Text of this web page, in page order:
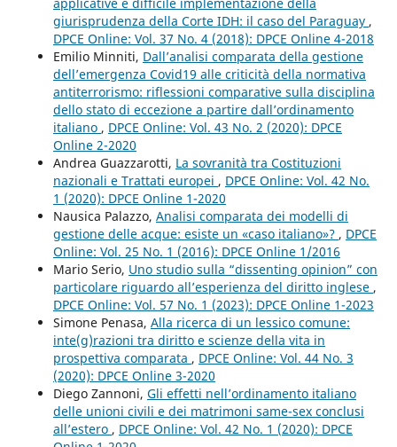
giurisprudenza della Corte IDH: il caso del Paraguay ,
DPCE Online: Vol. 37 No. 4 (2018): DPCE Online 4-2018
Emilio Minniti, Dall’analisi comparata della gestione
dell’emergenza Covid19 alle criticità della normativa
antiterrorismo: riflessioni comparative sulla disciplina
dello stato di eccezione a partire dall’ordinamento
italiano , DPCE Online: Vol. 43 No. 2 (2020): DPCE
Online 2-2020
Andrea Guazzarotti, La sovranità tra Costituzioni
nazionali e Trattati europei , DPCE Online: Vol. 42 No.
1 (2020): DPCE Online 1-2020
Nausica Palazzo, Analisi comparata dei modelli di
gestione delle acque: esiste un «caso italiano»? , DPCE
Online: Vol. 25 No. 1 (2016): DPCE Online 1/2016
Mario Serio, Uno studio sulla “dissenting opinion” con
particolare riguardo all’esperienza del diritto inglese ,
DPCE Online: Vol. 57 No. 1 (2023): DPCE Online 1-2023
Simone Penasa, Alla ricerca di un lessico comune:
inte(g)razioni tra diritto e scienze della vita in
prospettiva comparata , DPCE Online: Vol. 44 No. 3
(2020): DPCE Online 3-2020
Diego Zannoni, Gli effetti nell’ordinamento italiano
delle unioni civili e dei matrimoni same-sex conclusi
all’estero , DPCE Online: Vol. 42 No. 1 (2020): DPCE